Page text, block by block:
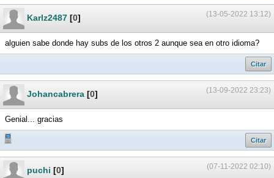
(13-05-2022 13:12)
Karlz2487 [0]
alguien sabe donde hay subs de los otros 2 aunque sea en otro idioma?
Citar
(13-09-2022 23:23)
Johancabrera [0]
Genial... gracias
Citar
(07-11-2022 02:10)
puchi [0]